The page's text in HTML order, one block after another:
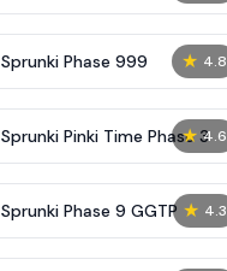
★ 4.8
Sprunki Phase 999
★ 4.6
Sprunki Pinki Time Phase 3
★ 4.3
Sprunki Phase 9 GGTP